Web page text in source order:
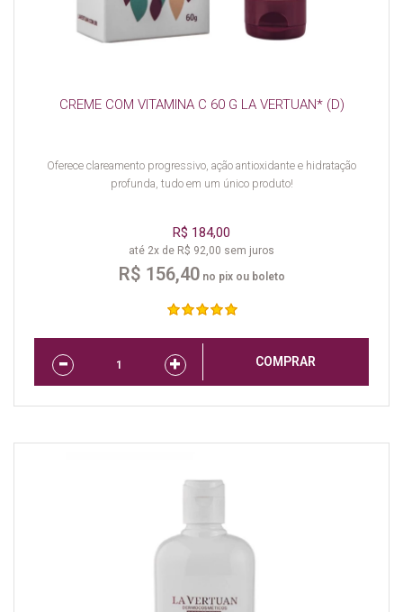
CREME COM VITAMINA C 60 G LA VERTUAN* (D)
Oferece clareamento progressivo, ação antioxidante e hidratação
profunda, tudo em um único produto!
R$ 184,00
até 2x de R$ 92,00 sem juros
R$ 156,40no pix ou boleto
COMPRAR